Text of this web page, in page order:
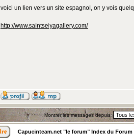
voici un lien vers un site espagnol, on y vois
http://www.saintseiyagallery.com/
Montrer les messages depuis:
Capucinteam.net "le forum" Index du Forum